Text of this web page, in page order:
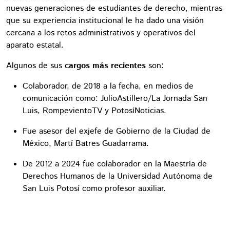
nuevas generaciones de estudiantes de derecho, mientras
que su experiencia institucional le ha dado una visión
cercana a los retos administrativos y operativos del
aparato estatal.
Algunos de sus cargos más recientes son:
Colaborador, de 2018 a la fecha, en medios de
comunicación como: JulioAstillero/La Jornada San
Luis, RompevientoTV y PotosíNoticias.
Fue asesor del exjefe de Gobierno de la Ciudad de
México, Martí Batres Guadarrama.
De 2012 a 2024 fue colaborador en la Maestría de
Derechos Humanos de la Universidad Autónoma de
San Luis Potosí como profesor auxiliar.